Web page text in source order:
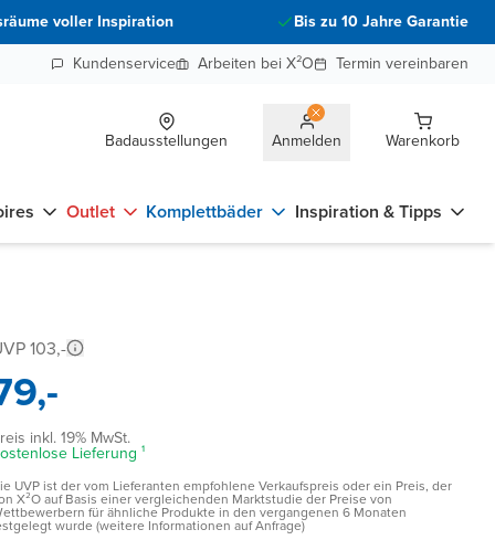
voller Inspiration
Bis zu 10 Jahre Garantie
Kundenservice
Arbeiten bei X²O Termin vereinbaren
Badausstellungen Anmelden Warenkorb
Outlet Komplettbäder Inspiration & Tipps
103,-
inkl. 19% MwSt.
Lieferung ¹
UVP ist der vom Lieferanten empfohlene Verkaufspreis oder ein Preis, der
X²O auf Basis einer vergleichenden Marktstudie der Preise von
für ähnliche Produkte in den vergangenen 6 Monaten
wurde (weitere Informationen auf Anfrage)